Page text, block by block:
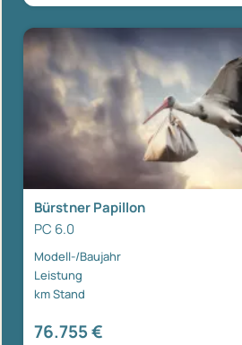
Bürstner Papillon
PC 6.0
Modell-/Baujahr
Leistung
km Stand
76.755 €